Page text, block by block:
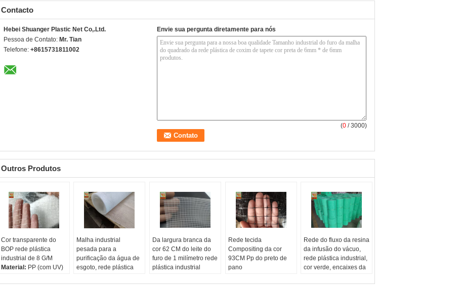
Contacto
Hebei Shuanger Plastic Net Co,.Ltd.
Pessoa de Contato: Mr. Tian
Telefone: +8615731811002
Envie sua pergunta diretamente para nós
(0 / 3000)
Outros Produtos
Cor transparente do
BOP rede plástica
industrial de 8 G/M
Material: PP (com UV)
Malha industrial
pesada para a
purificação da água de
esgoto, rede plástica
Da largura branca da
cor 62 CM do leite do
furo de 1 milímetro rede
plástica industrial
Rede tecida
Compositing da cor
93CM Pp do preto de
pano
Rede do fluxo da resina
da infusão do vácuo,
rede plástica industrial,
cor verde, encaixes da